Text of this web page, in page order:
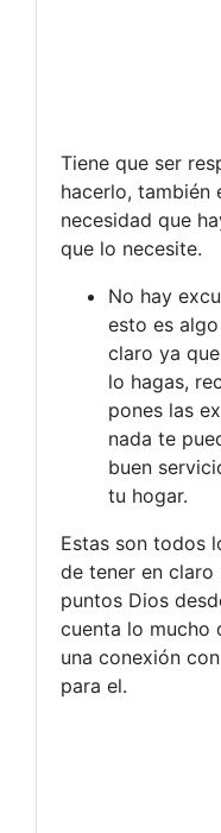
Tiene que ser
hacerlo, también
necesidad que
que lo necesite.
No hay
esto es
claro ya
lo hagas,
pones las
nada te
buen
tu hogar.
Estas son todos
de tener en claro
puntos Dios
cuenta lo mucho
una conexión
para el.